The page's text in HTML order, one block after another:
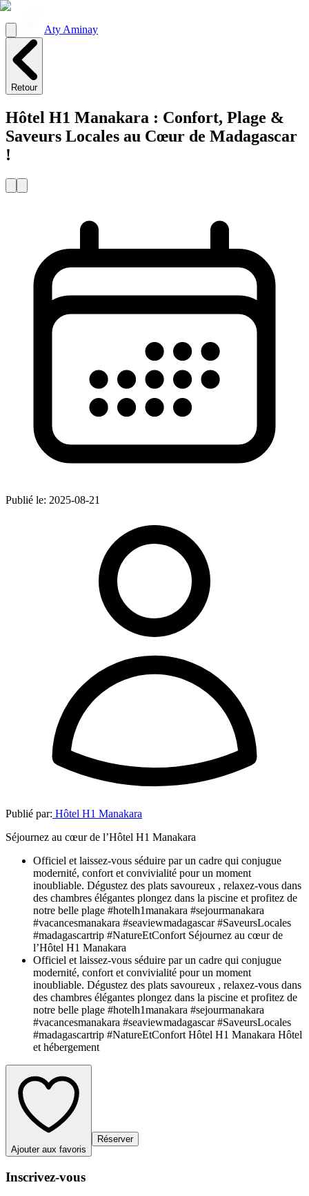
Aty Aminay
Retour
Hôtel H1 Manakara : Confort, Plage &
Saveurs Locales au Cœur de Madagascar
!
Publié le: 2025-08-21
Publié par: Hôtel H1 Manakara
Séjournez au cœur de l’Hôtel H1 Manakara
Officiel et laissez-vous séduire par un cadre qui conjugue
modernité, confort et convivialité pour un moment
inoubliable. Dégustez des plats savoureux , relaxez-vous dans
des chambres élégantes plongez dans la piscine et profitez de
notre belle plage #hotelh1manakara #sejourmanakara
#vacancesmanakara #seaviewmadagascar #SaveursLocales
#madagascartrip #NatureEtConfort Séjournez au cœur de
l’Hôtel H1 Manakara
Officiel et laissez-vous séduire par un cadre qui conjugue
modernité, confort et convivialité pour un moment
inoubliable. Dégustez des plats savoureux , relaxez-vous dans
des chambres élégantes plongez dans la piscine et profitez de
notre belle plage #hotelh1manakara #sejourmanakara
#vacancesmanakara #seaviewmadagascar #SaveursLocales
#madagascartrip #NatureEtConfort Hôtel H1 Manakara Hôtel
et hébergement
Ajouter aux favoris
Réserver
Inscrivez-vous